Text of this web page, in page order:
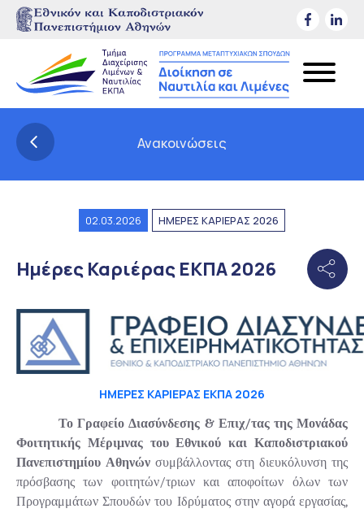
Ανακοινώσεις
02.03.2026 ΗΜΕΡΕΣ ΚΑΡΙΕΡΑΣ 2026
Ημέρες Καριέρας ΕΚΠΑ 2026
ΗΜΕΡΕΣ ΚΑΡΙΕΡΑΣ ΕΚΠΑ 2026
Το Γραφείο Διασύνδεσης & Επιχ/τας της Μονάδας
Φοιτητικής Μέριμνας του Εθνικού και Καποδιστριακού
Πανεπιστημίου Αθηνών συμβάλλοντας στη διευκόλυνση της
πρόσβασης των φοιτητών/τριων και αποφοίτων όλων των
Προγραμμάτων Σπουδών του Ιδρύματος στην αγορά εργασίας,